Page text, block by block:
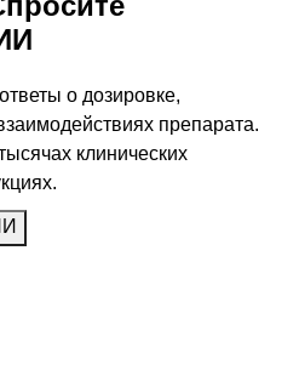
о дозировке,
препарата.
клинических